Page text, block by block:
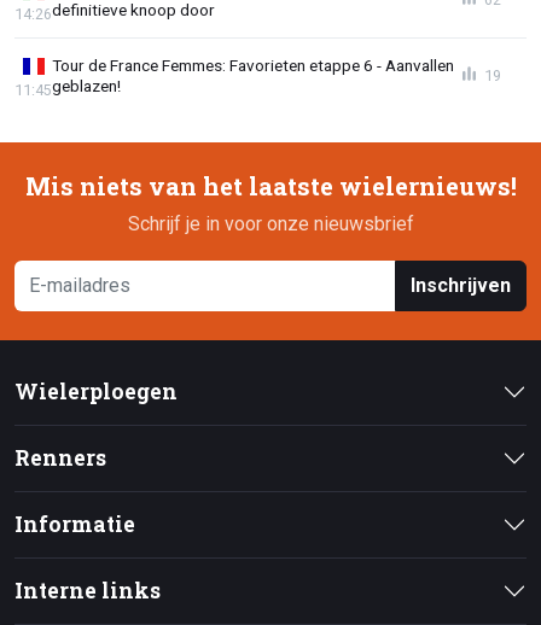
definitieve knoop door
14:26
Tour de France Femmes: Favorieten etappe 6 - Aanvallen
geblazen!
11:45
19
Mis niets van het laatste wielernieuws!
Schrijf je in voor onze nieuwsbrief
Inschrijven
Wielerploegen
Renners
Informatie
Interne links